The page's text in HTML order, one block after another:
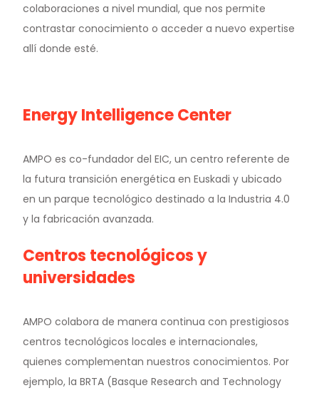
colaboraciones a nivel mundial, que nos permite
contrastar conocimiento o acceder a nuevo expertise
allí donde esté.
Energy Intelligence Center
AMPO es co-fundador del EIC, un centro referente de
la futura transición energética en Euskadi y ubicado
en un parque tecnológico destinado a la Industria 4.0
y la fabricación avanzada.
Centros tecnológicos y
universidades
AMPO colabora de manera continua con prestigiosos
centros tecnológicos locales e internacionales,
quienes complementan nuestros conocimientos. Por
ejemplo, la BRTA (Basque Research and Technology